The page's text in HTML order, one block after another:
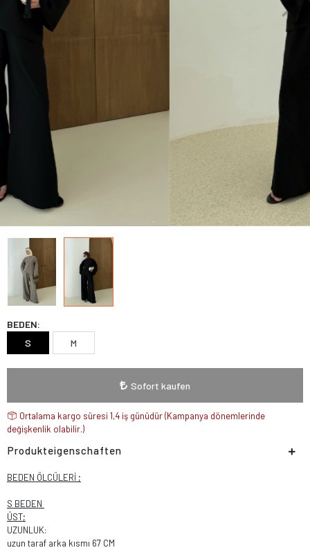
BEDEN:
S
M
Sofort kaufen
Ortalama kargo süresi 1,4 iş günüdür (Kampanya dönemlerinde
değişkenlik olabilir.)
Produkteigenschaften
BEDEN ÖLCÜLERİ ;
S BEDEN
ÜST;
UZUNLUK:
uzun taraf arka kısmı 67 CM